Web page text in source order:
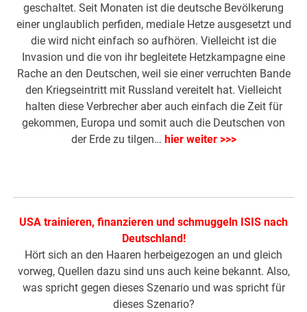
geschaltet. Seit Monaten ist die deutsche Bevölkerung
einer unglaublich perfiden, mediale Hetze ausgesetzt und
die wird nicht einfach so aufhören. Vielleicht ist die
Invasion und die von ihr begleitete Hetzkampagne eine
Rache an den Deutschen, weil sie einer verruchten Bande
den Kriegseintritt mit Russland vereitelt hat. Vielleicht
halten diese Verbrecher aber auch einfach die Zeit für
gekommen, Europa und somit auch die Deutschen von
der Erde zu tilgen… hier weiter >>>
USA trainieren, finanzieren und schmuggeln ISIS nach
Deutschland!
Hört sich an den Haaren herbeigezogen an und gleich
vorweg, Quellen dazu sind uns auch keine bekannt. Also,
was spricht gegen dieses Szenario und was spricht für
dieses Szenario?